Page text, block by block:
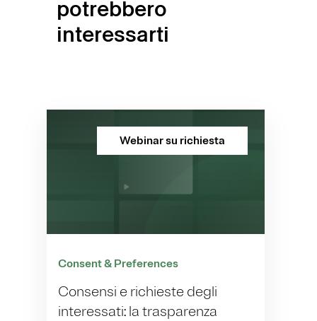
potrebbero
interessarti
Webinar su richiesta
Consent & Preferences
Consensi e richieste degli
interessati: la trasparenza